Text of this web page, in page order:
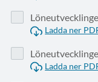
Ladda ner
Ladda ner